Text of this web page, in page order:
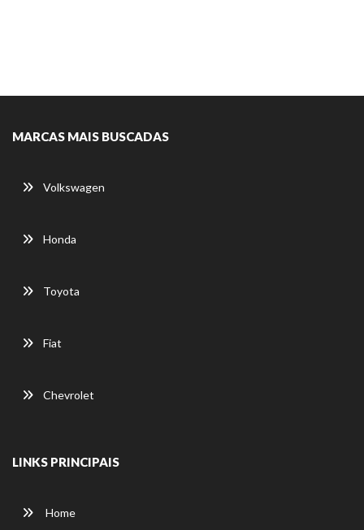
MARCAS MAIS BUSCADAS
Volkswagen
Honda
Toyota
Fiat
Chevrolet
LINKS PRINCIPAIS
Home